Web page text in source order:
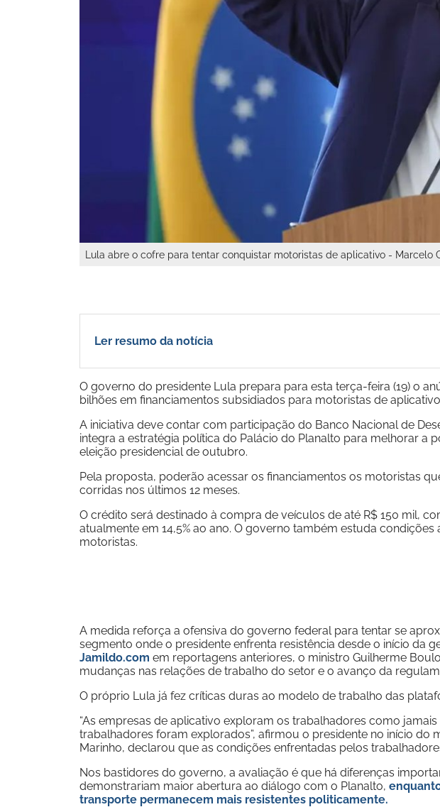
Lula abre o cofre para tentar conquistar motoristas de aplicativo - Marcelo
Ler resumo da notícia
O governo do presidente Lula prepara para esta terça-feira (19) o
bilhões em financiamentos subsidiados para motoristas de
A iniciativa deve contar com participação do Banco Nacional de
integra a estratégia política do Palácio do Planalto para melhorar a
eleição presidencial de outubro.
Pela proposta, poderão acessar os financiamentos os motoristas
corridas nos últimos 12 meses.
O crédito será destinado à compra de veículos de até R$ 150 mil,
atualmente em 14,5% ao ano. O governo também estuda
motoristas.
A medida reforça a ofensiva do governo federal para tentar se
segmento onde o presidente enfrenta resistência desde o início da
Jamildo.com em reportagens anteriores, o ministro Guilherme
mudanças nas relações de trabalho do setor e o avanço da
O próprio Lula já fez críticas duras ao modelo de trabalho das
“As empresas de aplicativo exploram os trabalhadores como
trabalhadores foram explorados”, afirmou o presidente no início do
Marinho, declarou que as condições enfrentadas pelos
Nos bastidores do governo, a avaliação é que há diferenças
demonstrariam maior abertura ao diálogo com o Planalto,
transporte permanecem mais resistentes politicamente.